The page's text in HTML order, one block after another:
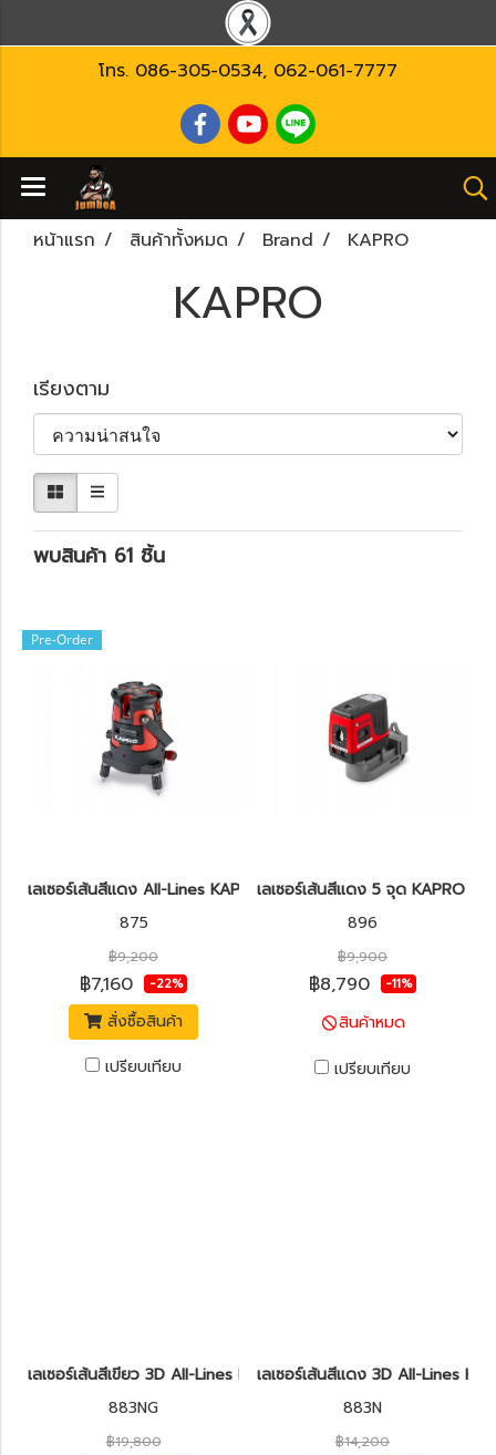
โทร. 086-305-0534, 062-061-7777
หน้าแรก สินค้าทั้งหมด Brand KAPRO
KAPRO
เรียงตาม
พบสินค้า 61 ชิ้น
Pre-Order
เลเซอร์เส้นสีแดง All-Lines KAPRO รุ่น 875-SET Prolaser®
875
฿9,200
฿7,160 -22%
สั่งซื้อสินค้า
เปรียบเทียบ
เลเซอร์เส้นสีแดง 5 จุด KAPRO รุ่
896
฿9,900
฿8,790 -11%
สินค้าหมด
เปรียบเทียบ
เลเซอร์เส้นสีเขียว 3D All-Lines KAPRO รุ่น 883NG Prolaser®
883NG
฿19,800
เลเซอร์เส้นสีแดง 3D All-Lines
883N
฿14,200